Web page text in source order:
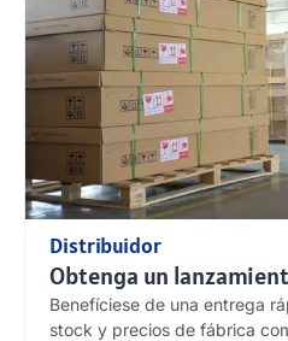
Distribuidor
Obtenga un
Benefíciese de una entrega
stock y precios de fábrica